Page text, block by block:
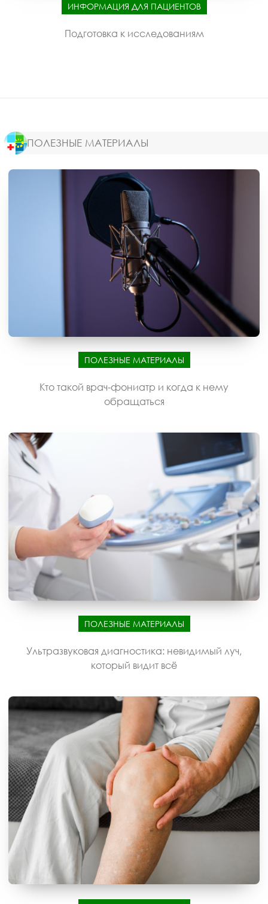
ИНФОРМАЦИЯ ДЛЯ ПАЦИЕНТОВ
Подготовка к исследованиям
ПОЛЕЗНЫЕ МАТЕРИАЛЫ
ПОЛЕЗНЫЕ МАТЕРИАЛЫ
Кто такой врач-фониатр и когда к нему
обращаться
ПОЛЕЗНЫЕ МАТЕРИАЛЫ
Ультразвуковая диагностика: невидимый луч,
который видит всё